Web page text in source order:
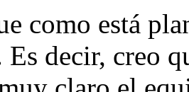
como está
Es decir, creo